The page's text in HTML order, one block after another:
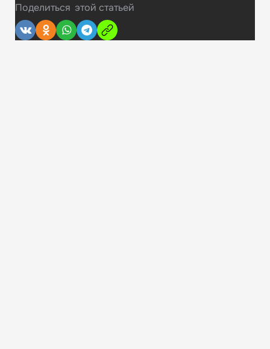
Поделиться этой статьей